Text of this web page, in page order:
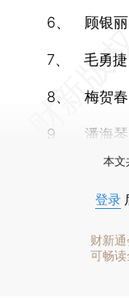
6、 顾银
7、 毛勇
8、 梅贺
9、 潘海
本文
登录
财新通
可畅读